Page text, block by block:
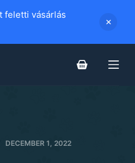
feletti vásárlás
DECEMBER 1, 2022